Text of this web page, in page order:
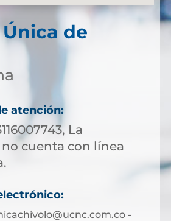
de
atención:
La
cuenta con línea
-